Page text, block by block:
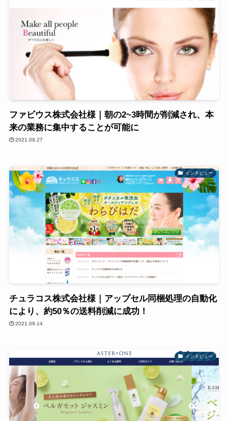
ファビウス株式会社様｜朝の2~3時間が削減され、本
来の業務に集中することが可能に
2021.09.27
インタビュー
チュラコス株式会社様｜アップセル同梱処理の自動化
により、約50％の送料削減に成功！
2021.09.14
インタビュー